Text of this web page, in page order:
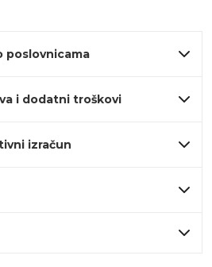
poslovnicama
i dodatni troškovi
izračun